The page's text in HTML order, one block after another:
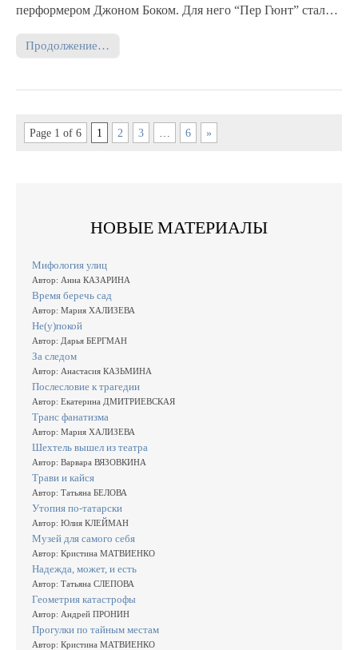
перформером Джоном Боком. Для него “Пер Гюнт” стал…
Продолжение…
Page 1 of 6 1 2 3 6 »
НОВЫЕ МАТЕРИАЛЫ
Мифология улиц
Автор: Анна КАЗАРИНА
Время беречь сад
Автор: Мария ХАЛИЗЕВА
Не(у)покой
Автор: Дарья БЕРГМАН
За следом
Автор: Анастасия КАЗЬМИНА
Послесловие к трагедии
Автор: Екатерина ДМИТРИЕВСКАЯ
Транс фанатизма
Автор: Мария ХАЛИЗЕВА
Шехтель вышел из театра
Автор: Варвара ВЯЗОВКИНА
Трави и кайся
Автор: Татьяна БЕЛОВА
Утопия по-татарски
Автор: Юлия КЛЕЙМАН
Музей для самого себя
Автор: Кристина МАТВИЕНКО
Надежда, может, и есть
Автор: Татьяна СЛЕПОВА
Геометрия катастрофы
Автор: Андрей ПРОНИН
Прогулки по тайным местам
Автор: Кристина МАТВИЕНКО